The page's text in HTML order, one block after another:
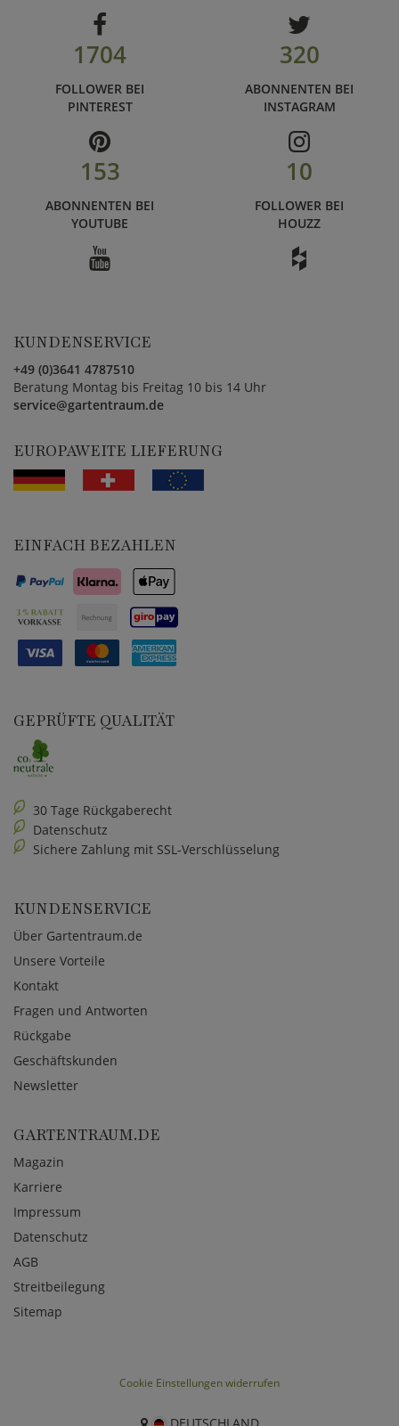
1704
FOLLOWER BEI
PINTEREST
320
ABONNENTEN BEI
INSTAGRAM
153
ABONNENTEN BEI
YOUTUBE
10
FOLLOWER BEI
HOUZZ
KUNDENSERVICE
+49 (0)3641 4787510
Beratung Montag bis Freitag 10 bis 14 Uhr
service@gartentraum.de
EUROPAWEITE LIEFERUNG
EINFACH BEZAHLEN
GEPRÜFTE QUALITÄT
30 Tage Rückgaberecht
Datenschutz
Sichere Zahlung mit SSL-Verschlüsselung
KUNDENSERVICE
Über Gartentraum.de
Unsere Vorteile
Kontakt
Fragen und Antworten
Rückgabe
Geschäftskunden
Newsletter
GARTENTRAUM.DE
Magazin
Karriere
Impressum
Datenschutz
AGB
Streitbeilegung
Sitemap
Cookie Einstellungen widerrufen